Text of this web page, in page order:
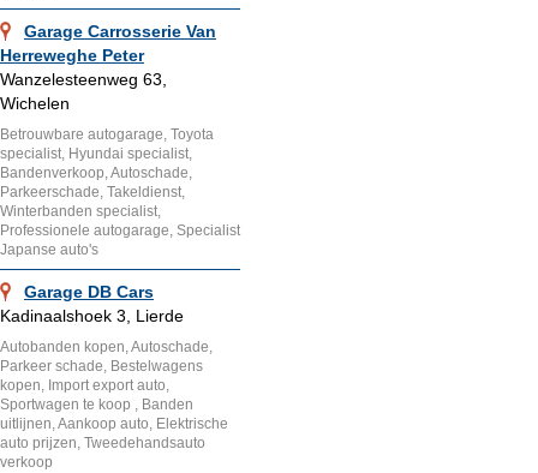
Garage Carrosserie Van
Herreweghe Peter
Wanzelesteenweg 63,
Wichelen
Betrouwbare autogarage, Toyota
specialist, Hyundai specialist,
Bandenverkoop, Autoschade,
Parkeerschade, Takeldienst,
Winterbanden specialist,
Professionele autogarage, Specialist
Japanse auto's
Garage DB Cars
Kadinaalshoek 3, Lierde
Autobanden kopen, Autoschade,
Parkeer schade, Bestelwagens
kopen, Import export auto,
Sportwagen te koop , Banden
uitlijnen, Aankoop auto, Elektrische
auto prijzen, Tweedehandsauto
verkoop